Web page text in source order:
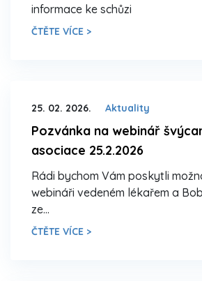
informace ke schůzi
ČTĚTE VÍCE >
25. 02. 2026. Aktuality
Pozvánka na webinář
asociace 25.2.2026
Rádi bychom Vám poskytli
webináři vedeném lékařem a
ze…
ČTĚTE VÍCE >